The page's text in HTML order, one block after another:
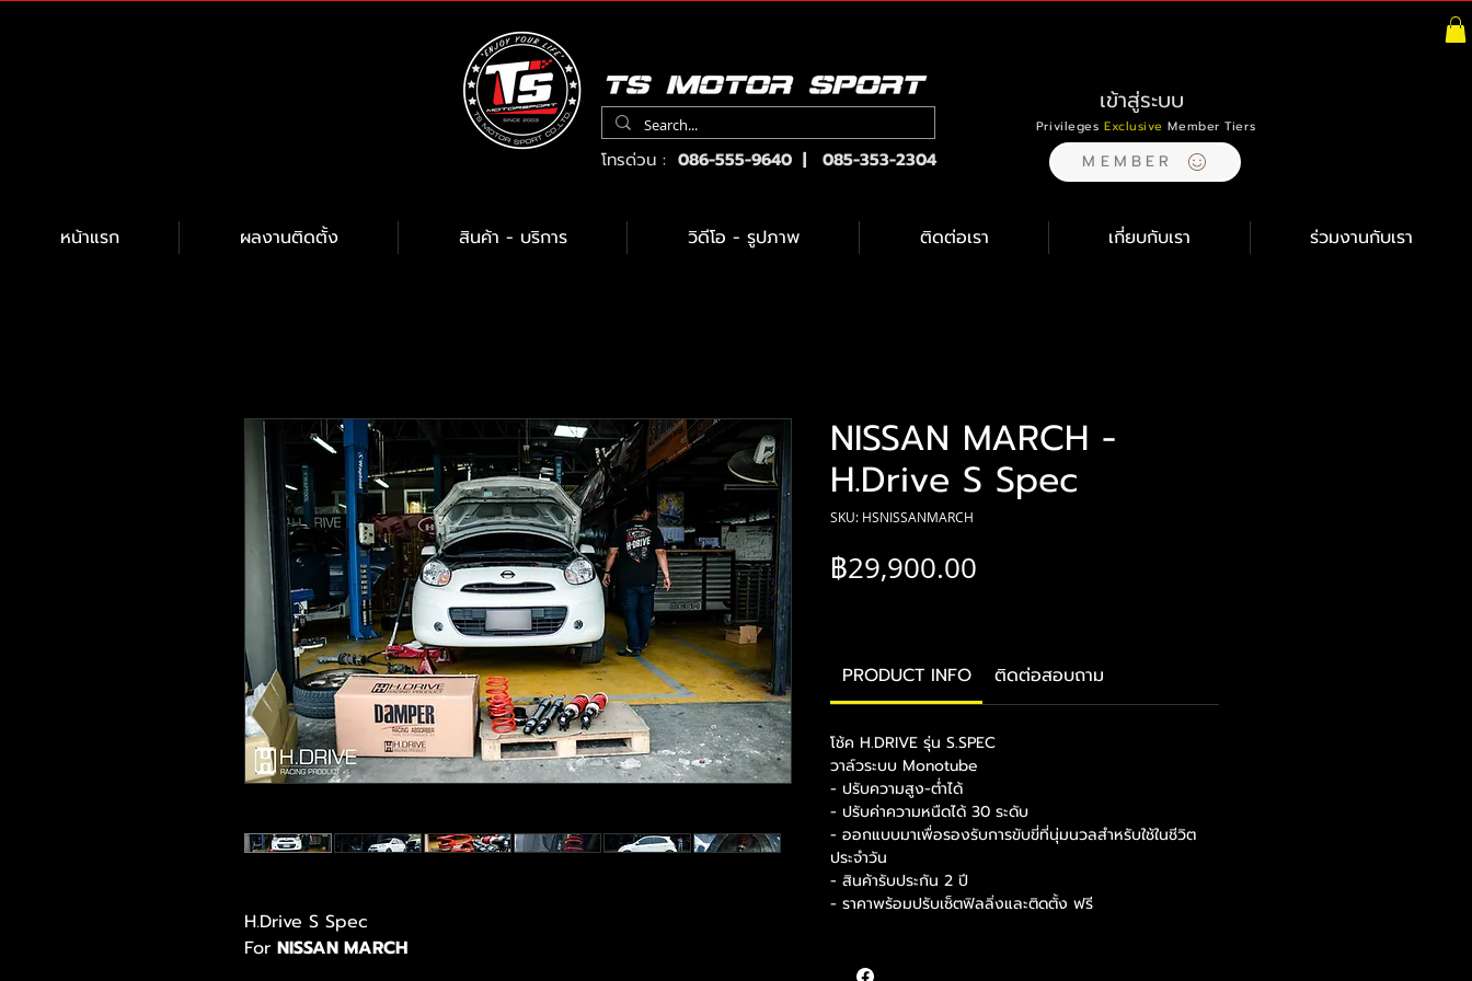
เข้าสู่ระบบ
Privileges Exclusive Member Tiers
โทรด่วน : 086-555-9640 | 085-353-2304 MEMBER
หน้าแรก ผลงานติดตั้ง สินค้า - บริการ วิดีโอ - รูปภาพ ติดต่อเรา เกี่ยบกับเรา ร่วมงานกับเรา
H.Drive S Spec
For NISSAN MARCH
NISSAN MARCH -
H.Drive S Spec
SKU: HSNISSANMARCH
฿29,900.00
PRODUCT INFO ติดต่อสอบถาม
โช้ค H.DRIVE รุ่น S.SPEC
วาล์วระบบ Monotube
- ปรับความสูง-ต่ำได้
- ปรับค่าความหนืดได้ 30 ระดับ
- ออกแบบมาเพื่อรองรับการขับขี่ที่นุ่มนวลสำหรับใช้ในชีวิต
ประจำวัน
- สินค้ารับประกัน 2 ปี
- ราคาพร้อมปรับเซ็ตฟิลลิ่งและติดตั้ง ฟรี